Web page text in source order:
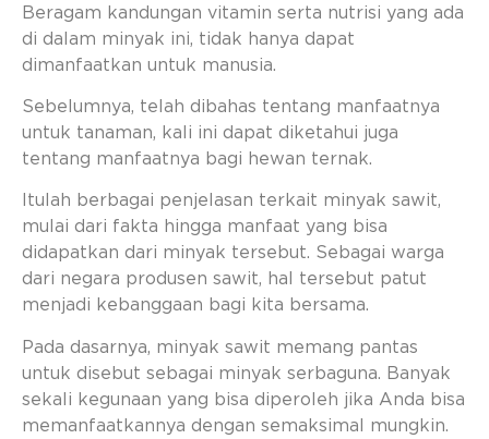
Beragam kandungan vitamin serta nutrisi yang ada
di dalam minyak ini, tidak hanya dapat
dimanfaatkan untuk manusia.
Sebelumnya, telah dibahas tentang manfaatnya
untuk tanaman, kali ini dapat diketahui juga
tentang manfaatnya bagi hewan ternak.
Itulah berbagai penjelasan terkait minyak sawit,
mulai dari fakta hingga manfaat yang bisa
didapatkan dari minyak tersebut. Sebagai warga
dari negara produsen sawit, hal tersebut patut
menjadi kebanggaan bagi kita bersama.
Pada dasarnya, minyak sawit memang pantas
untuk disebut sebagai minyak serbaguna. Banyak
sekali kegunaan yang bisa diperoleh jika Anda bisa
memanfaatkannya dengan semaksimal mungkin.